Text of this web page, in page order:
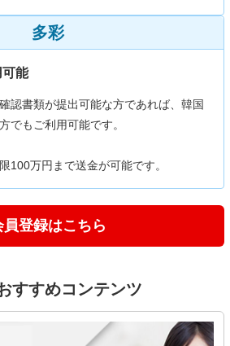
多彩
能
認書類が提出可能な方であれば、韓国
でもご利用可能です。
100万円まで送金が可能です。
員登録はこちら
すすめコンテンツ